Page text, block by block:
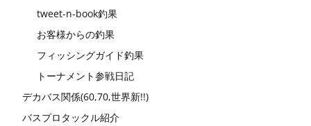
tweet-n-book釣果
お客様からの釣果
フィッシングガイド釣果
トーナメント参戦日記
デカバス関係(60,70,世界新!!)
バスプロタックル紹介